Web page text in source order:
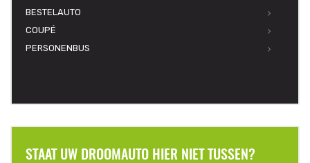
BESTELAUTO
COUPÉ
PERSONENBUS
STAAT UW DROOMAUTO HIER NIET TUSSEN?